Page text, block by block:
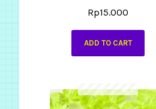
Rp15.000
ADD TO CART